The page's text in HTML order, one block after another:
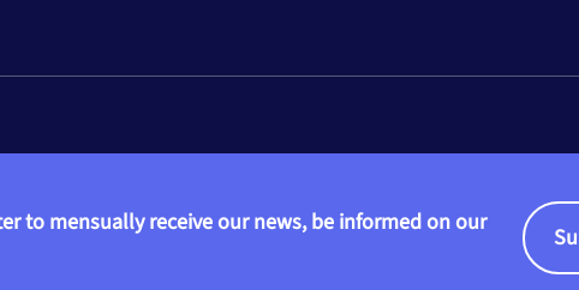
to mensually receive our news, be informed on our